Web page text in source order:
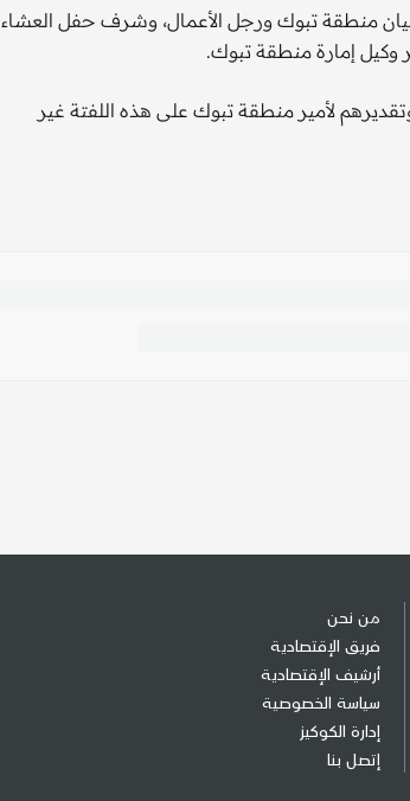
منطقة تبوك ورجل الأعمال، وشرف حفل العشاء
وكيل إمارة منطقة تبوك.
لأمير منطقة تبوك على هذه اللفتة غير
من نحن
فريق الإقتصادية
أرشيف الإقتصادية
سياسة الخصوصية
إدارة الكوكيز
إتصل بنا